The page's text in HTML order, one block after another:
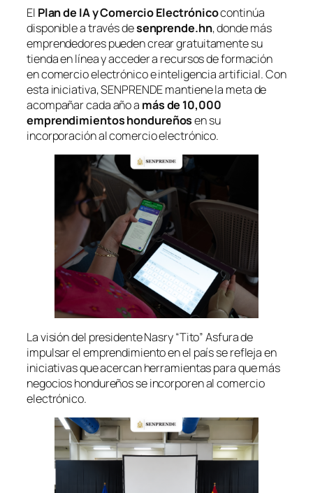
El Plan de IA y Comercio Electrónicocontinúa
disponible a través desenprende.hn, donde más
emprendedores pueden crear gratuitamente su
tienda en línea y acceder a recursos de formación
en comercio electrónico e inteligencia artificial. Con
esta iniciativa, SENPRENDE mantiene la meta de
acompañar cada año a más de 10,000
emprendimientos hondureñosen su
incorporación al comercio electrónico.
La visión del presidente Nasry “Tito” Asfura de
impulsar el emprendimiento en el país se refleja en
iniciativas que acercan herramientas para que más
negocios hondureños se incorporen al comercio
electrónico.